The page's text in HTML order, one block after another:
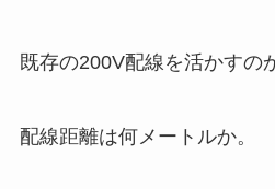
既存の200V配線を活かすの
配線距離は何メートルか。